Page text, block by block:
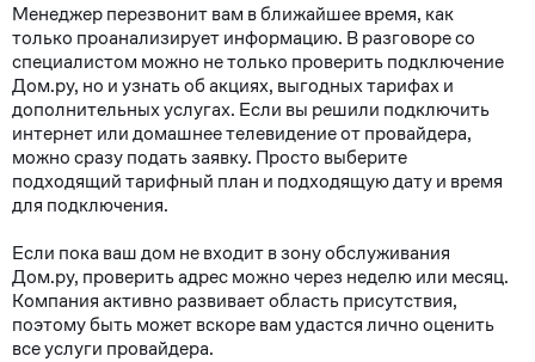
Менеджер перезвонит вам в ближайшее время, как
только проанализирует информацию. В разговоре со
специалистом можно не только проверить подключение
Дом.ру, но и узнать об акциях, выгодных тарифах и
дополнительных услугах. Если вы решили подключить
интернет или домашнее телевидение от провайдера,
можно сразу подать заявку. Просто выберите
подходящий тарифный план и подходящую дату и время
для подключения.
Если пока ваш дом не входит в зону обслуживания
Дом.ру, проверить адрес можно через неделю или месяц.
Компания активно развивает область присутствия,
поэтому быть может вскоре вам удастся лично оценить
все услуги провайдера.